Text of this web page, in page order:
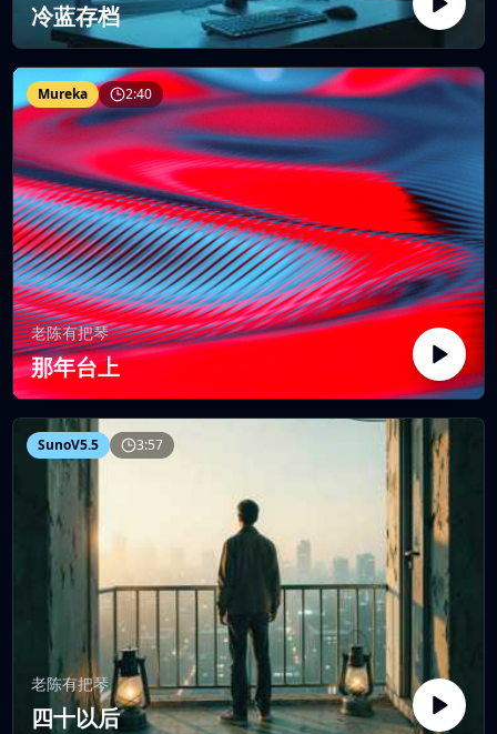
冷蓝存档
Mureka 2:40
老陈有把琴
那年台上
SunoV5.5 3:57
老陈有把琴
四十以后